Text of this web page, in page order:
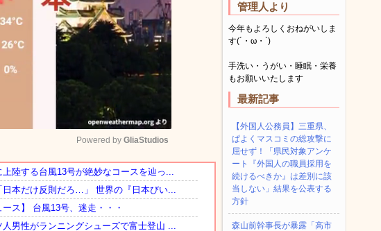
Mute
Powered by GliaStudios
管理人より
今年もよろしくおねがいしま
す(´・ω・`)
手洗い・うがい・睡眠・栄養
もお願いいたします
最新記事
【外国人公務員】三重県、
ぱよくマスコミの総攻撃に
屈せず！「県民対象アンケ
ート『外国人の職員採用を
続けるべきか』は差別に該
当しない」結果を公表する
方針
森山前幹事長が暴露「高市